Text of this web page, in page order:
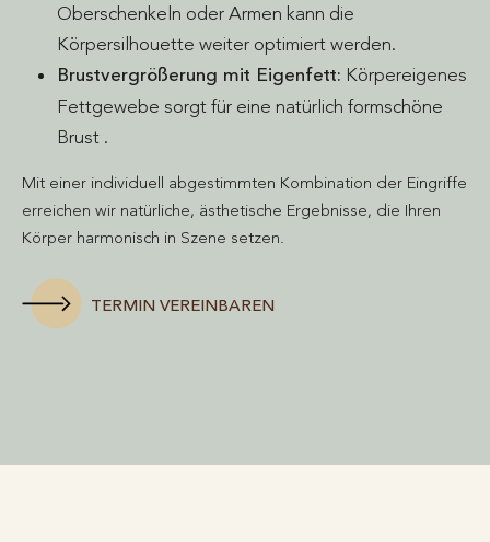
Oberschenkeln oder Armen kann die
Körpersilhouette weiter optimiert werden.
Brustvergrößerung mit Eigenfett: Körpereigenes
Fettgewebe sorgt für eine natürlich formschöne
Brust .
Mit einer individuell abgestimmten Kombination der Eingriffe
erreichen wir natürliche, ästhetische Ergebnisse, die Ihren
Körper harmonisch in Szene setzen.
TERMIN VEREINBAREN